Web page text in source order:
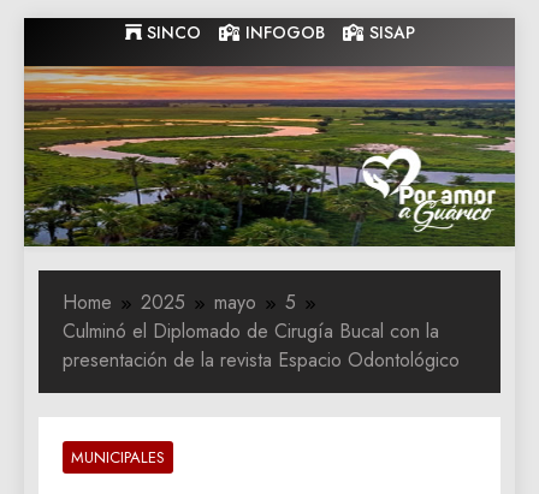
to
content
SINCO INFOGOB SISAP
Gobernacion
de Guarico
Gobernacion de Guarico
Home 2025 mayo
5
Culminó el Diplomado de Cirugía Bucal con la
presentación de la revista Espacio Odontológico
MUNICIPALES